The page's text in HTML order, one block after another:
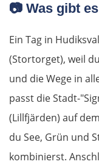
📷 Was gibt
Ein Tag in
(Stortorget), weil
und die Wege in
passt die Stadt-
(Lillfjärden) auf
du See, Grün und
kombinierst.
München
Rosenheim
Österreich
Salzburg